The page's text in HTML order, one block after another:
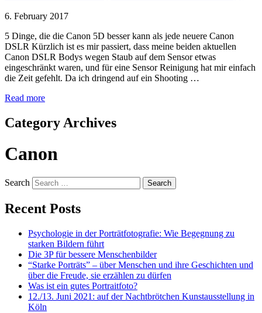
6. February 2017
5 Dinge, die die Canon 5D besser kann als jede neuere Canon
DSLR Kürzlich ist es mir passiert, dass meine beiden aktuellen
Canon DSLR Bodys wegen Staub auf dem Sensor etwas
eingeschränkt waren, und für eine Sensor Reinigung hat mir einfach
die Zeit gefehlt. Da ich dringend auf ein Shooting …
Read more
Category Archives
Canon
Search
Recent Posts
Psychologie in der Porträtfotografie: Wie Begegnung zu
starken Bildern führt
Die 3P für bessere Menschenbilder
“Starke Porträts” – über Menschen und ihre Geschichten und
über die Freude, sie erzählen zu dürfen
Was ist ein gutes Portraitfoto?
12./13. Juni 2021: auf der Nachtbrötchen Kunstausstellung in
Köln